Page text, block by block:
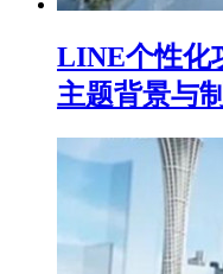
LINE个性化
主题背景与